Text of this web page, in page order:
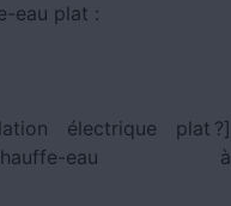
eau plat :
électrique plat ?]
au-chauffe-eau à